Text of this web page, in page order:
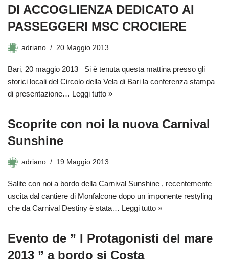
DI ACCOGLIENZA DEDICATO AI
PASSEGGERI MSC CROCIERE
adriano 20 Maggio 2013
Bari, 20 maggio 2013 Si è tenuta questa mattina presso gli
storici locali del Circolo della Vela di Bari la conferenza stampa
di presentazione… Leggi tutto »
Scoprite con noi la nuova Carnival
Sunshine
adriano 19 Maggio 2013
Salite con noi a bordo della Carnival Sunshine , recentemente
uscita dal cantiere di Monfalcone dopo un imponente restyling
che da Carnival Destiny è stata… Leggi tutto »
Evento de ” I Protagonisti del mare
2013 ” a bordo si Costa